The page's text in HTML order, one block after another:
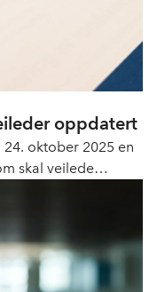
oppdatert
oktober 2025 en
skal veilede
av usunn mat og